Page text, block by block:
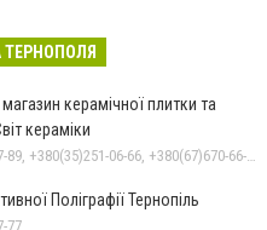
ТЕРНОПОЛЯ
магазин керамічної плитки та
кераміки
+380(67)350-67-89, +380(35)251-06-66, +380(67)670-66-60
Поліграфії Тернопіль
77